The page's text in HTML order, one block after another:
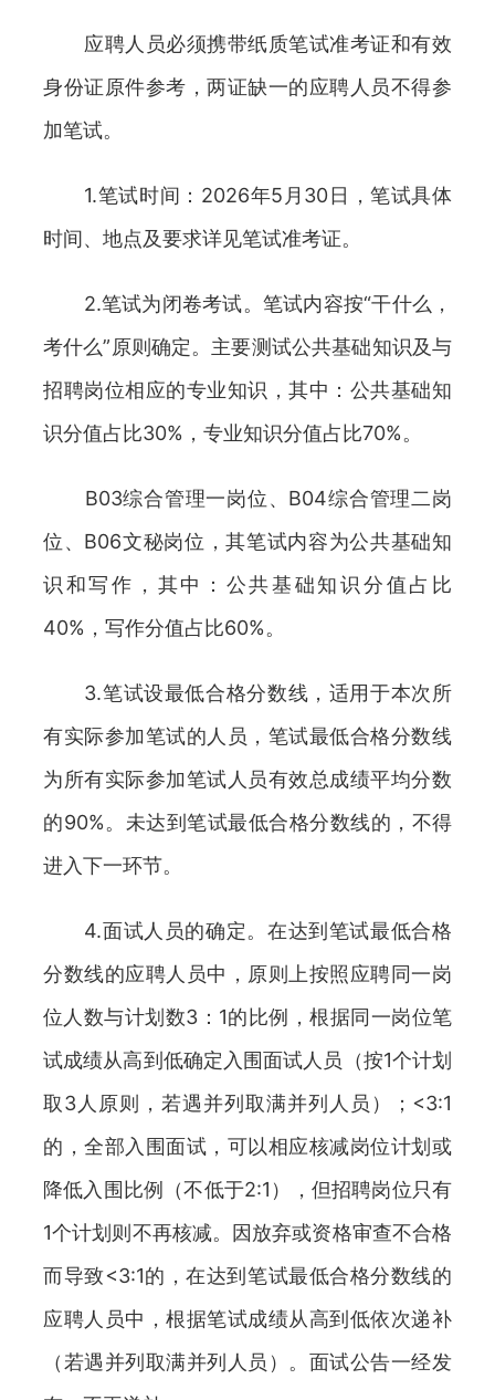
应聘人员必须携带纸质笔试准考证和有效
身份证原件参考，两证缺一的应聘人员不得参
加笔试。
1.笔试时间：2026年5月30日，笔试具体
时间、地点及要求详见笔试准考证。
2.笔试为闭卷考试。笔试内容按“干什么，
考什么”原则确定。主要测试公共基础知识及与
招聘岗位相应的专业知识，其中：公共基础知
识分值占比30%，专业知识分值占比70%。
B03综合管理一岗位、B04综合管理二岗
位、B06文秘岗位，其笔试内容为公共基础知
识和写作，其中：公共基础知识分值占比
40%，写作分值占比60%。
3.笔试设最低合格分数线，适用于本次所
有实际参加笔试的人员，笔试最低合格分数线
为所有实际参加笔试人员有效总成绩平均分数
的90%。未达到笔试最低合格分数线的，不得
进入下一环节。
4.面试人员的确定。在达到笔试最低合格
分数线的应聘人员中，原则上按照应聘同一岗
位人数与计划数3：1的比例，根据同一岗位笔
试成绩从高到低确定入围面试人员（按1个计划
取3人原则，若遇并列取满并列人员）；<3:1
的，全部入围面试，可以相应核减岗位计划或
降低入围比例（不低于2:1），但招聘岗位只有
1个计划则不再核减。因放弃或资格审查不合格
而导致<3:1的，在达到笔试最低合格分数线的
应聘人员中，根据笔试成绩从高到低依次递补
（若遇并列取满并列人员）。面试公告一经发